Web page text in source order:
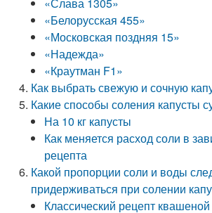
«Белорусская 455»
«Московская поздняя 15»
«Надежда»
«Краутман F1»
Как выбрать свежую и сочную
Какие способы соления капусты
На 10 кг капусты
Как меняется расход соли в
рецепта
Какой пропорции соли и воды
придерживаться при солении
Классический рецепт